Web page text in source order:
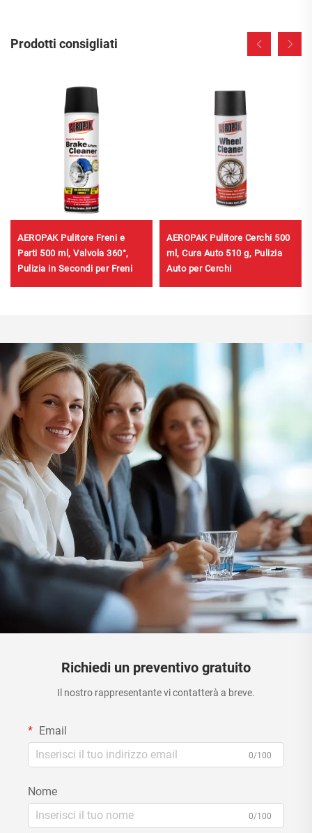
Prodotti consigliati
AEROPAK Pulitore Freni e
Parti 500 ml, Valvola 360°,
Pulizia in Secondi per Freni
AEROPAK Pulitore Cerchi 500
ml, Cura Auto 510 g, Pulizia
Auto per Cerchi
Richiedi un preventivo gratuito
Il nostro rappresentante vi contatterà a breve.
Email
0/100
Nome
0/100